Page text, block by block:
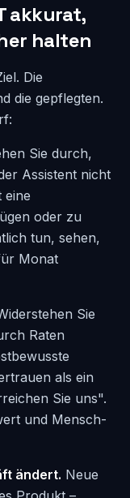
akkurat,
halten
Die
die gepflegten.
Sie durch,
Assistent nicht
eine
oder zu
tun, sehen,
Monat
Sie
Raten
als ein
Sie uns".
und Mensch-
ändert. Neue